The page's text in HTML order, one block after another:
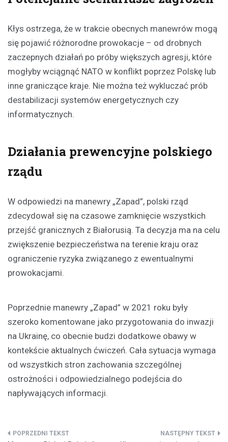
Kłys ostrzega, że w trakcie obecnych manewrów mogą
się pojawić różnorodne prowokacje – od drobnych
zaczepnych działań po próby większych agresji, które
mogłyby wciągnąć NATO w konflikt poprzez Polskę lub
inne graniczące kraje. Nie można też wykluczać prób
destabilizacji systemów energetycznych czy
informatycznych.
Działania prewencyjne polskiego
rządu
W odpowiedzi na manewry „Zapad”, polski rząd
zdecydował się na czasowe zamknięcie wszystkich
przejść granicznych z Białorusią. Ta decyzja ma na celu
zwiększenie bezpieczeństwa na terenie kraju oraz
ograniczenie ryzyka związanego z ewentualnymi
prowokacjami.
Poprzednie manewry „Zapad” w 2021 roku były
szeroko komentowane jako przygotowania do inwazji
na Ukrainę, co obecnie budzi dodatkowe obawy w
kontekście aktualnych ćwiczeń. Cała sytuacja wymaga
od wszystkich stron zachowania szczególnej
ostrożności i odpowiedzialnego podejścia do
napływających informacji.
Nawigacja